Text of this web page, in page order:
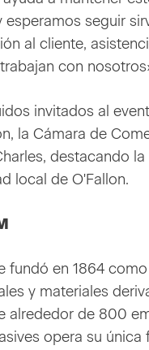
esperamos seguir
al cliente,
con
invitados al
la Cámara de
destacando
local de O'Fallon.
fundó en 1864
y materiales
alrededor de 800
opera su